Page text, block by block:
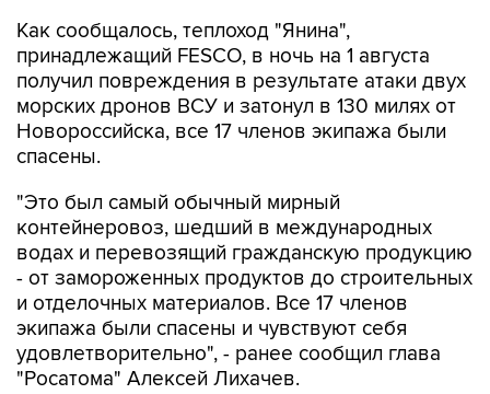
Как сообщалось, теплоход "Янина",
принадлежащий FESCO, в ночь на 1 августа
получил повреждения в результате атаки двух
морских дронов ВСУ и затонул в 130 милях от
Новороссийска, все 17 членов экипажа были
спасены.
"Это был самый обычный мирный
контейнеровоз, шедший в международных
водах и перевозящий гражданскую продукцию
- от замороженных продуктов до строительных
и отделочных материалов. Все 17 членов
экипажа были спасены и чувствуют себя
удовлетворительно", - ранее сообщил глава
"Росатома" Алексей Лихачев.